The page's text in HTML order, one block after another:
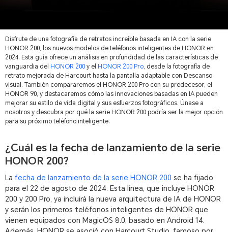
Disfrute de una fotografía de retratos increíble basada en IA con la serie
HONOR 200, los nuevos modelos de teléfonos inteligentes de HONOR en
2024. Esta guía ofrece un análisis en profundidad de las características de
vanguardia del HONOR 200 y el HONOR 200 Pro, desde la fotografía de
retrato mejorada de Harcourt hasta la pantalla adaptable con Descanso
visual. También compararemos el HONOR 200 Pro con su predecesor, el
HONOR 90, y destacaremos cómo las innovaciones basadas en IA pueden
mejorar su estilo de vida digital y sus esfuerzos fotográficos. Únase a
nosotros y descubra por qué la serie HONOR 200 podría ser la mejor opción
para su próximo teléfono inteligente.
¿Cuál es la fecha de lanzamiento de la serie
HONOR 200?
La fecha de lanzamiento de la serie HONOR 200 se ha fijado
para el 22 de agosto de 2024. Esta línea, que incluye HONOR
200 y 200 Pro, ya incluirá la nueva arquitectura de IA de HONOR
y serán los primeros teléfonos inteligentes de HONOR que
vienen equipados con MagicOS 8.0, basado en Android 14.